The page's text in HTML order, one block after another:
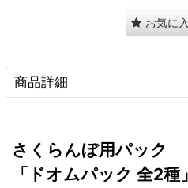
お気に
商品詳細
さくらんぼ用パック
「ドオムパック 全2種」